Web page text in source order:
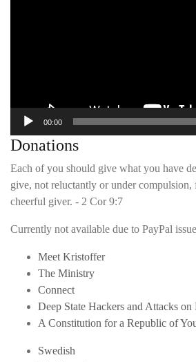
00:00
Donations
Each of you should give what you have
give, not reluctantly or under compulsion,
cheerful giver. - 2 Cor 9:7
Currently not available due to PayPal issue
Meet Kristoffer
The Ministry
Connect
Deep State Hackers and Attacks on
A Constitution for a Republic of
Swedish